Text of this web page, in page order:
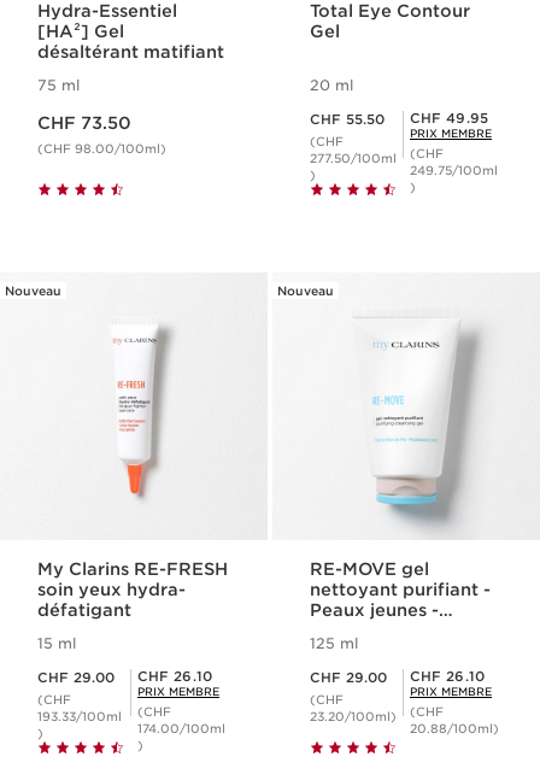
Hydra-Essentiel
[HA²] Gel
désaltérant matifiant
75 ml
CHF 73.50
(CHF 98.00/100ml)
Total Eye Contour
Gel
20 ml
CHF 55.50
(CHF
277.50/100ml
)
Prix Sérénité CHF 49.95
CHF 49.95
PRIX MEMBRE
(CHF
249.75/100ml
)
Nouveau
My Clarins RE-FRESH
soin yeux hydra-
défatigant
15 ml
CHF 29.00
(CHF
193.33/100ml
)
Prix Sérénité CHF 26.10
CHF 26.10
PRIX MEMBRE
(CHF
174.00/100ml
)
Nouveau
RE-MOVE gel
nettoyant purifiant -
Peaux jeunes -
125 ml
CHF 29.00
(CHF
23.20/100ml)
Prix Sérénité CHF 26.10
CHF 26.10
PRIX MEMBRE
(CHF
20.88/100ml)